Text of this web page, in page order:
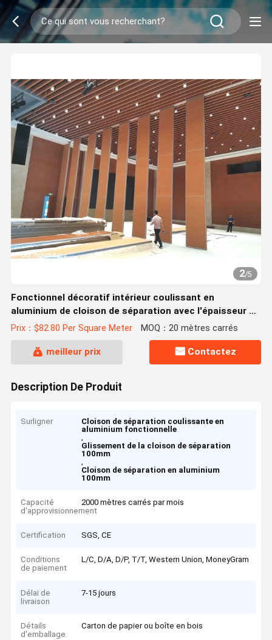
2/5
Fonctionnel décoratif intérieur coulissant en
aluminium de cloison de séparation avec l'épaisseur de
panneau de 100mm
Prix：$82.80 Per Square Meter MOQ：20 mètres carrés
meilleur prix Contactez
Description De Produit
Surligner
Cloison de séparation coulissante en
aluminium fonctionnelle
,
Glissement de la cloison de séparation
100mm
,
Cloison de séparation en aluminium
100mm
Capacité
d'approvisionnement
2000 mètres carrés par mois
Certification SGS, CE
Conditions
de paiement
L/C, D/A, D/P, T/T, Western Union, MoneyGram
Délai de
livraison
7-15 jours
Détails
d'emballage
Carton de papier ou boîte en bois